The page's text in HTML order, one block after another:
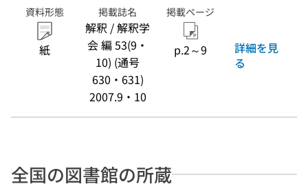
資料形態
紙
掲載誌名
解釈 / 解釈学
会 編 53(9・
10) (通号
630・631)
2007.9・10
掲載ページ
p.2～9
詳細を見
る
全国の図書館の所蔵